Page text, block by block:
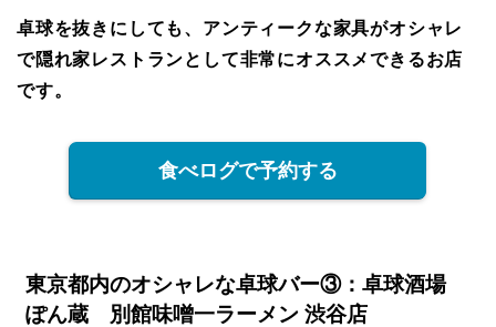
卓球を抜きにしても、アンティークな家具がオシャレ
で隠れ家レストランとして非常にオススメできるお店
です。
食べログで予約する
東京都内のオシャレな卓球バー③：卓球酒場
ぽん蔵 別館味噌一ラーメン 渋谷店